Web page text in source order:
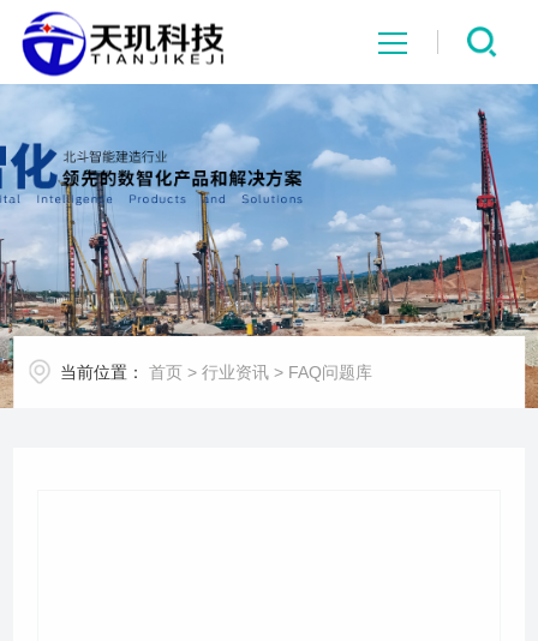
网站首页
系统中心
解决方案
项目案例
当前位置： 首页 >行业资讯 > FAQ问题库